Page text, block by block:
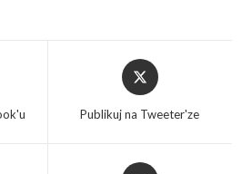
Publikuj na Tweeter'ze